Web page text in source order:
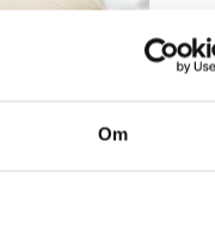
Om